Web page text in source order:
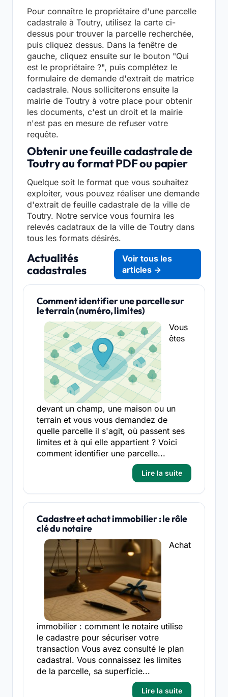
Pour connaître le propriétaire d'une parcelle
cadastrale à Toutry, utilisez la carte ci-
dessus pour trouver la parcelle recherchée,
puis cliquez dessus. Dans la fenêtre de
gauche, cliquez ensuite sur le bouton "Qui
est le propriétaire ?", puis complétez le
formulaire de demande d'extrait de matrice
cadastrale. Nous solliciterons ensuite la
mairie de Toutry à votre place pour obtenir
les documents, c'est un droit et la mairie
n'est pas en mesure de refuser votre
requête.
Obtenir une feuille cadastrale de
Toutry au format PDF ou papier
Quelque soit le format que vous souhaitez
exploiter, vous pouvez réaliser une demande
d'extrait de feuille cadastrale de la ville de
Toutry. Notre service vous fournira les
relevés cadatraux de la ville de Toutry dans
tous les formats désirés.
Actualités
cadastrales
Voir tous les
articles →
Comment identifier une parcelle sur
le terrain (numéro, limites)
Vous
êtes
devant un champ, une maison ou un
terrain et vous vous demandez de
quelle parcelle il s'agit, où passent ses
limites et à qui elle appartient ? Voici
comment identifier une parcelle...
Lire la suite
Cadastre et achat immobilier : le rôle
clé du notaire
Achat
immobilier : comment le notaire utilise
le cadastre pour sécuriser votre
transaction Vous avez consulté le plan
cadastral. Vous connaissez les limites
de la parcelle, sa superficie...
Lire la suite